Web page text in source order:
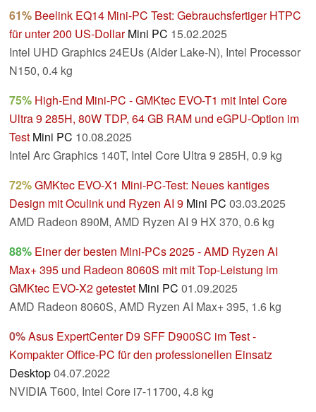
61% Beelink EQ14 Mini-PC Test: Gebrauchsfertiger HTPC
für unter 200 US-Dollar Mini PC 15.02.2025
Intel UHD Graphics 24EUs (Alder Lake-N), Intel Processor
N150, 0.4 kg
75% High-End Mini-PC - GMKtec EVO-T1 mit Intel Core
Ultra 9 285H, 80W TDP, 64 GB RAM und eGPU-Option im
Test Mini PC 10.08.2025
Intel Arc Graphics 140T, Intel Core Ultra 9 285H, 0.9 kg
72%GMKtec EVO-X1 Mini-PC-Test: Neues kantiges
Design mit Oculink und Ryzen AI 9 Mini PC 03.03.2025
AMD Radeon 890M, AMD Ryzen AI 9 HX 370, 0.6 kg
88% Einer der besten Mini-PCs 2025 - AMD Ryzen AI
Max+ 395 und Radeon 8060S mit mit Top-Leistung im
GMKtec EVO-X2 getestet Mini PC 01.09.2025
AMD Radeon 8060S, AMD Ryzen AI Max+ 395, 1.6 kg
0%Asus ExpertCenter D9 SFF D900SC im Test -
Kompakter Office-PC für den professionellen Einsatz
Desktop04.07.2022
NVIDIA T600, Intel Core i7-11700, 4.8 kg